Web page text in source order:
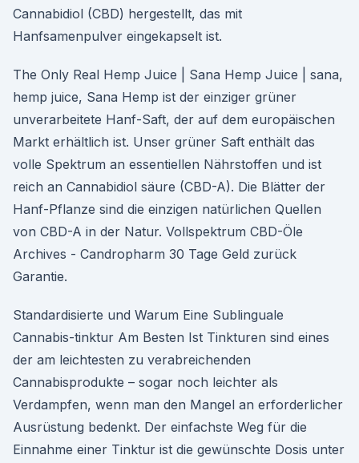
Cannabidiol (CBD) hergestellt, das mit
Hanfsamenpulver eingekapselt ist.
The Only Real Hemp Juice | Sana Hemp Juice | sana,
hemp juice, Sana Hemp ist der einziger grüner
unverarbeitete Hanf-Saft, der auf dem europäischen
Markt erhältlich ist. Unser grüner Saft enthält das
volle Spektrum an essentiellen Nährstoffen und ist
reich an Cannabidiol säure (CBD-A). Die Blätter der
Hanf-Pflanze sind die einzigen natürlichen Quellen
von CBD-A in der Natur. Vollspektrum CBD-Öle
Archives - Candropharm 30 Tage Geld zurück
Garantie.
Standardisierte und Warum Eine Sublinguale
Cannabis-tinktur Am Besten Ist Tinkturen sind eines
der am leichtesten zu verabreichenden
Cannabisprodukte – sogar noch leichter als
Verdampfen, wenn man den Mangel an erforderlicher
Ausrüstung bedenkt. Der einfachste Weg für die
Einnahme einer Tinktur ist die gewünschte Dosis unter